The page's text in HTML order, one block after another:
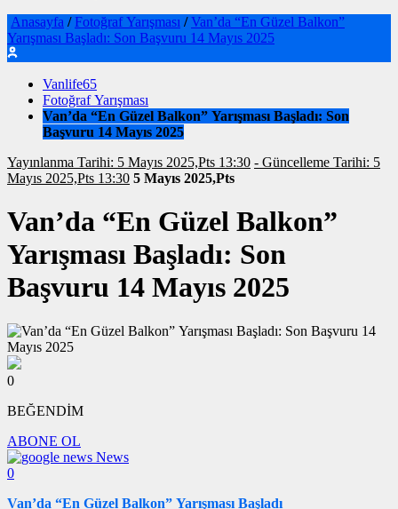
Anasayfa / Fotoğraf Yarışması / Van’da “En Güzel Balkon”
Yarışması Başladı: Son Başvuru 14 Mayıs 2025
Vanlife65
Fotoğraf Yarışması
Van’da “En Güzel Balkon” Yarışması Başladı: Son
Başvuru 14 Mayıs 2025
Yayınlanma Tarihi: 5 Mayıs 2025,Pts 13:30 - Güncelleme Tarihi: 5
Mayıs 2025,Pts 13:30 5 Mayıs 2025,Pts
Van’da “En Güzel Balkon”
Yarışması Başladı: Son
Başvuru 14 Mayıs 2025
0
BEĞENDİM
ABONE OL
News
0
Van’da “En Güzel Balkon” Yarışması Başladı